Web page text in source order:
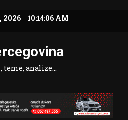
2026 10:14:07 AM
teme, analize…